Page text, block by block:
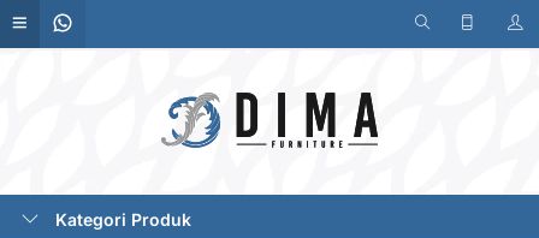
Kategori Produk